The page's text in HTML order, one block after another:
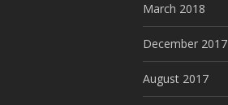
March 2018
December 2017
August 2017